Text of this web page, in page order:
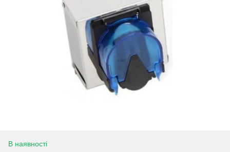
В наявності